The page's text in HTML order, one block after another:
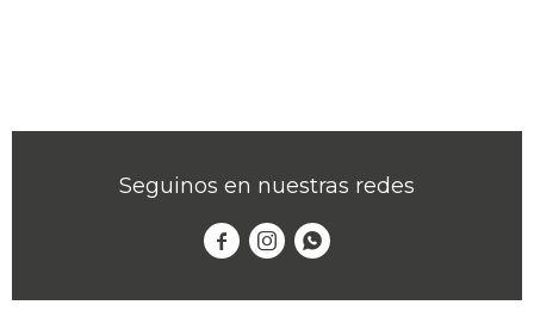
Seguinos en nuestras redes
  